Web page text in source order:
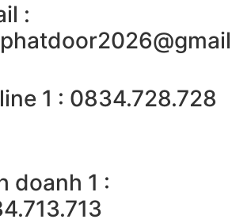
:
1 : 0834.728.728
doanh 1 :